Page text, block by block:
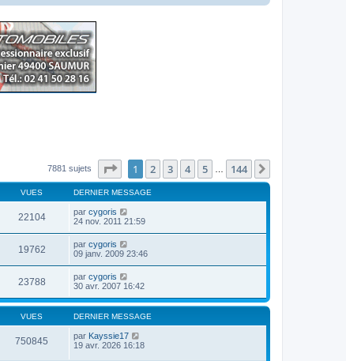
7881 sujets Page sur144
1 2 3 4 5 144
VUES DERNIER MESSAGE
22104 par cygoris
24 nov. 2011 21:59
19762 par cygoris
09 janv. 2009 23:46
23788 par cygoris
30 avr. 2007 16:42
VUES DERNIER MESSAGE
750845 par Kayssie17
19 avr. 2026 16:18